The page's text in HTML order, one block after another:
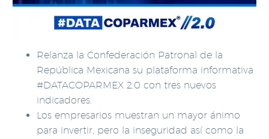
Relanza la Confederación Patronal de la
República Mexicana su plataforma informativa
#DATACOPARMEX 2.0 con tres nuevos
indicadores.
Los empresarios muestran un mayor ánimo
para invertir, pero la inseguridad así como la